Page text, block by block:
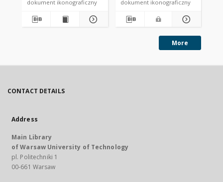
dokument ikonograficzny
plan i makiety
dokument ikonograficzny
More
CONTACT DETAILS
Address
Main Library
of Warsaw University of Technology
pl. Politechniki 1
00-661 Warsaw